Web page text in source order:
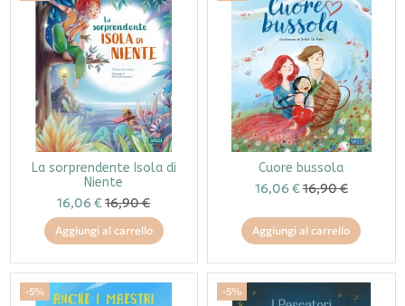
La sorprendente Isola di
Niente
16,06 €16,90 €
Aggiungi al carrello
Cuore bussola
16,06 €16,90 €
Aggiungi al carrello
-5% -5%